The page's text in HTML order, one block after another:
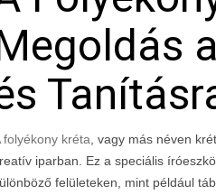
folyékony kréta , vagy más néven
iparban. Ez a speciális
felületeken, mint például